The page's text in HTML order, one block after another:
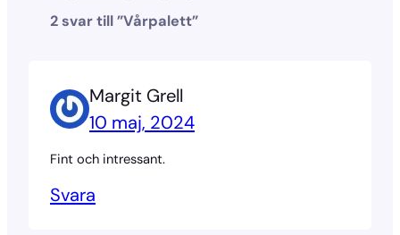
2 svar till ”Vårpalett”
Margit Grell
10 maj, 2024
Fint och intressant.
Svara